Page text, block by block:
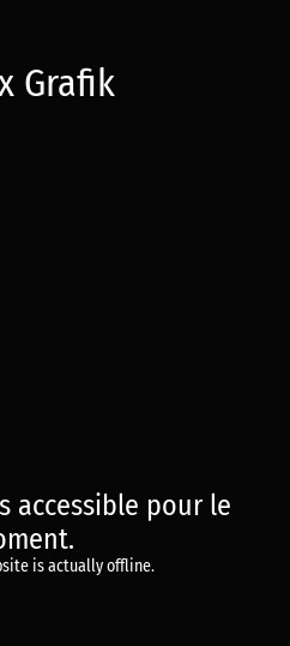
Grafik
accessible pour le
is actually offline.